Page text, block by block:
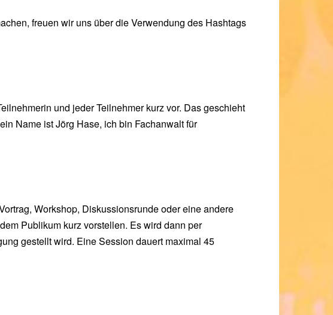
freuen wir uns über die Verwendung des Hashtags
und jeder Teilnehmer kurz vor. Das geschieht
Name ist Jörg Hase, ich bin Fachanwalt für
Workshop, Diskussionsrunde oder eine andere
Publikum kurz vorstellen. Es wird dann per
gestellt wird. Eine Session dauert maximal 45